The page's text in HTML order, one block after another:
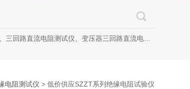
、变压器三回路直流电阻测试仪、手持式三相直流电阻测试仪、三通道助磁直流电阻测试仪
电阻测试仪 > 低价供应SZZT系列绝缘电阻试验仪